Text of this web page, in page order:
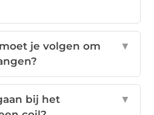
je volgen om
▼
bij het
▼